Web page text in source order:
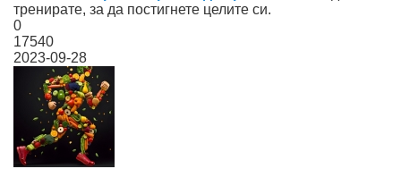
тренирате, за да постигнете целите си.
0
17540
2023-09-28